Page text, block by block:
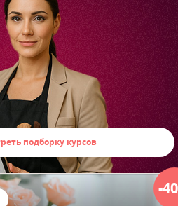
подборку курсов
-